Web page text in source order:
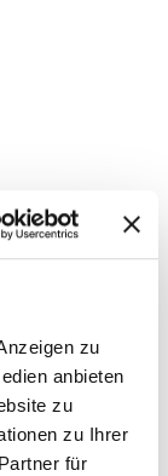
zu
anbieten
zu
zu Ihrer
für